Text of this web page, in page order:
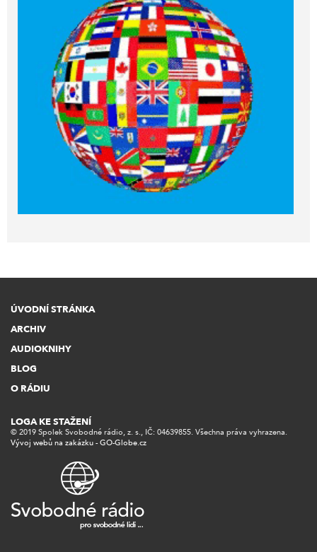
ÚVODNÍ STRÁNKA
ARCHIV
AUDIOKNIHY
BLOG
O RÁDIU
© 2019 Spolek Svobodné rádio, z. s., IČ: 04639855. Všechna práva vyhrazena.
Vývoj webů na zakázku - GO-Globe.cz
LOGA KE STAŽENÍ